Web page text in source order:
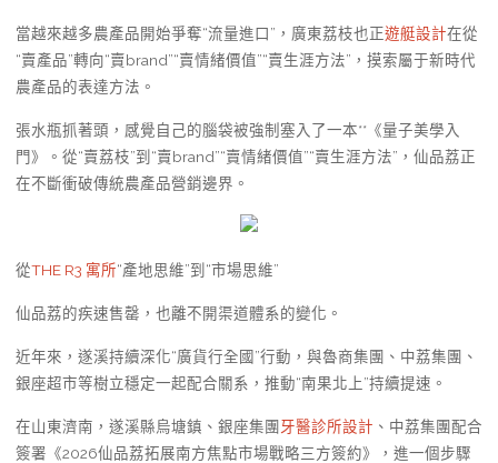
當越來越多農產品開始爭奪“流量進口”，廣東荔枝也正遊艇設計在從
“賣產品”轉向“賣brand”“賣情緒價值”“賣生涯方法”，摸索屬于新時代
農產品的表達方法。
張水瓶抓著頭，感覺自己的腦袋被強制塞入了一本**《量子美學入
門》。從“賣荔枝”到“賣brand”“賣情緒價值”“賣生涯方法”，仙品荔正
在不斷衝破傳統農產品營銷邊界。
從THE R3 寓所“產地思維”到“市場思維”
仙品荔的疾速售罄，也離不開渠道體系的變化。
近年來，遂溪持續深化“廣貨行全國”行動，與魯商集團、中荔集團、
銀座超市等樹立穩定一起配合關系，推動“南果北上”持續提速。
在山東濟南，遂溪縣烏塘鎮、銀座集團牙醫診所設計 、中荔集團配合
簽署《2026仙品荔拓展南方焦點市場戰略三方簽約》，進一個步驟